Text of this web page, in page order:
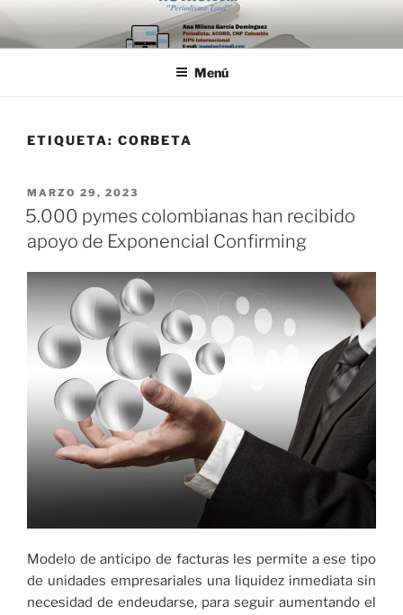
Saltar
al
contenido
Menú
ETIQUETA: CORBETA
PUBLICADO
EL
MARZO 29, 2023
5.000 pymes colombianas han recibido
apoyo de Exponencial Confirming
Modelo de anticipo de facturas les permite a ese tipo
de unidades empresariales una liquidez inmediata sin
necesidad de endeudarse, para seguir aumentando el